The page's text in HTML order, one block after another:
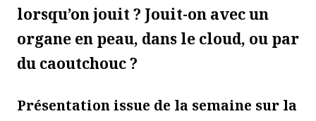
lorsqu’on jouit ? Jouit-on avec un
organe en peau, dans le cloud, ou par
du caoutchouc ?
Présentation issue de la semaine sur la